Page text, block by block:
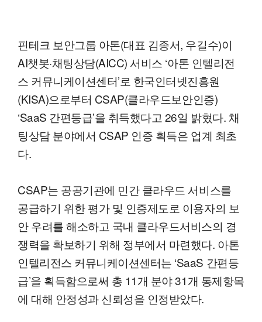
핀테크 보안그룹 아톤(대표 김종서, 우길수)이
AI챗봇·채팅상담(AICC) 서비스 ‘아톤 인텔리전
스 커뮤니케이션센터’로 한국인터넷진흥원
(KISA)으로부터 CSAP(클라우드보안인증)
‘SaaS 간편등급’을 취득했다고 26일 밝혔다. 채
팅상담 분야에서 CSAP 인증 획득은 업계 최초
다.
CSAP는 공공기관에 민간 클라우드 서비스를
공급하기 위한 평가 및 인증제도로 이용자의 보
안 우려를 해소하고 국내 클라우드서비스의 경
쟁력을 확보하기 위해 정부에서 마련했다. 아톤
인텔리전스 커뮤니케이션센터는 ‘SaaS 간편등
급’을 획득함으로써 총 11개 분야 31개 통제항목
에 대해 안정성과 신뢰성을 인정받았다.